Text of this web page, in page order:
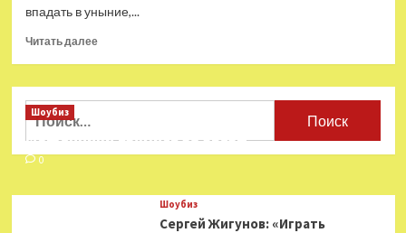
впадать в уныние,...
Читать далееПрочитать
Идеальные
просмотра
осенью
Найти:
Шоубиз
Мошенники взялись за звезд
0
Шоубиз
Сергей Жигунов: «Играть